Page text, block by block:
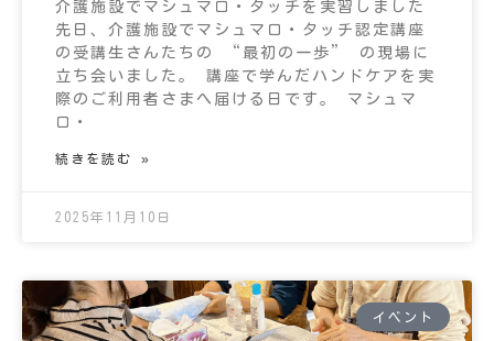
介護施設でマシュマロ・タッチを実習しました
先日、介護施設でマシュマロ・タッチ認定講座
の受講生さんたちの “最初の一歩” の現場に
立ち会いました。 講座で学んだハンドケアを実
際のご利用者さまへ届ける日です。 マシュマ
ロ・
続きを読む »
2025年11月10日
イベント